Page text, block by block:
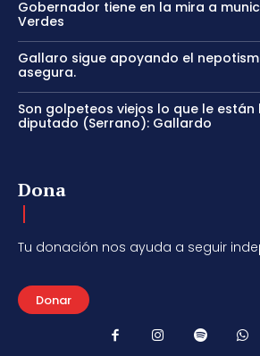
Gobernador tiene en la mira a
Verdes
Gallaro sigue apoyando el
asegura.
Son golpeteos viejos lo que le
diputado (Serrano): Gallardo
Dona
Tu donación nos ayuda a seguir
Donar